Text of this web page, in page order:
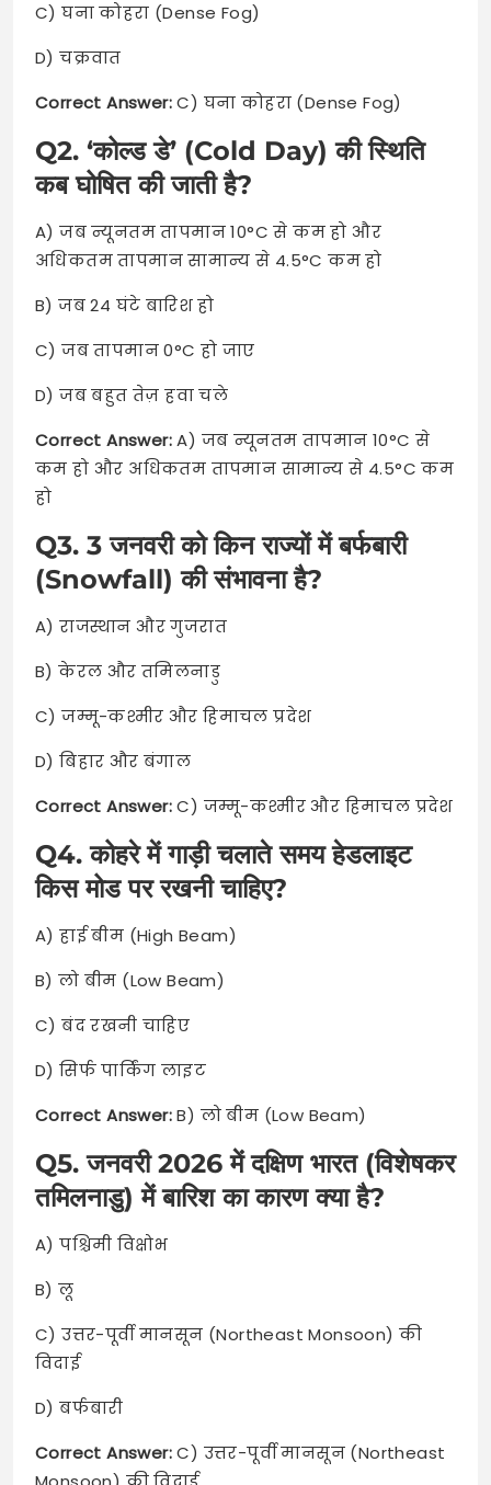
C) घना कोहरा (Dense Fog)
D) चक्रवात
Correct Answer:C) घना कोहरा (Dense Fog)
Q2. ‘कोल्ड डे’ (Cold Day) की स्थिति
कब घोषित की जाती है?
A) जब न्यूनतम तापमान 10°C से कम हो और
अधिकतम तापमान सामान्य से 4.5°C कम हो
B) जब 24 घंटे बारिश हो
C) जब तापमान 0°C हो जाए
D) जब बहुत तेज़ हवा चले
Correct Answer:A) जब न्यूनतम तापमान 10°C से
कम हो और अधिकतम तापमान सामान्य से 4.5°C कम
हो
Q3. 3 जनवरी को किन राज्यों में बर्फबारी
(Snowfall) की संभावना है?
A) राजस्थान और गुजरात
B) केरल और तमिलनाडु
C) जम्मू-कश्मीर और हिमाचल प्रदेश
D) बिहार और बंगाल
Correct Answer:C) जम्मू-कश्मीर और हिमाचल प्रदेश
Q4. कोहरे में गाड़ी चलाते समय हेडलाइट
किस मोड पर रखनी चाहिए?
A) हाई बीम (High Beam)
B) लो बीम (Low Beam)
C) बंद रखनी चाहिए
D) सिर्फ पार्किंग लाइट
Correct Answer:B) लो बीम (Low Beam)
Q5. जनवरी 2026 में दक्षिण भारत (विशेषकर
तमिलनाडु) में बारिश का कारण क्या है?
A) पश्चिमी विक्षोभ
B) लू
C) उत्तर-पूर्वी मानसून (Northeast Monsoon) की
विदाई
D) बर्फबारी
Correct Answer:C) उत्तर-पूर्वी मानसून (Northeast